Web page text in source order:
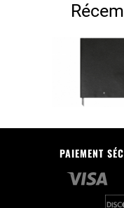
PAIEMENT